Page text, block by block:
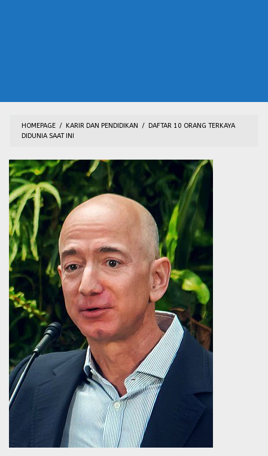
HOMEPAGE / KARIR DAN PENDIDIKAN / DAFTAR 10 ORANG TERKAYA
DIDUNIA SAAT INI